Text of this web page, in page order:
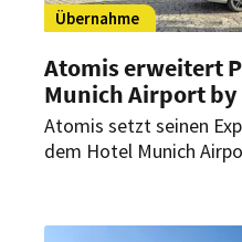
Übernahme
Atomis erweitert
Munich Airport by
Atomis setzt seinen
dem Hotel Munich
dehnt Atomis damit